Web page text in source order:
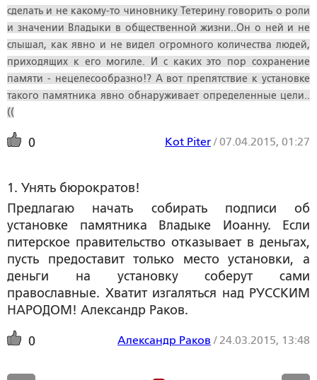
сделать и не какому-то чиновнику Тетерину говорить о роли
и значении Владыки в общественной жизни..Он о ней и не
слышал, как явно и не видел огромного количества людей,
приходящих к его могиле. И с каких это пор сохранение
памяти - нецелесообразно!? А вот препятствие к установке
такого памятника явно обнаруживает определенные цели..
((
0 Kot Piter/07.04.2015, 01:27
1. Унять бюрократов!
Предлагаю начать собирать подписи об
установке памятника Владыке Иоанну. Если
питерское правительство отказывает в деньгах,
пусть предоставит только место установки, а
деньги на установку соберут сами
православные. Хватит изгаляться над РУССКИМ
НАРОДОМ! Александр Раков.
0 Александр Раков / 24.03.2015, 13:48